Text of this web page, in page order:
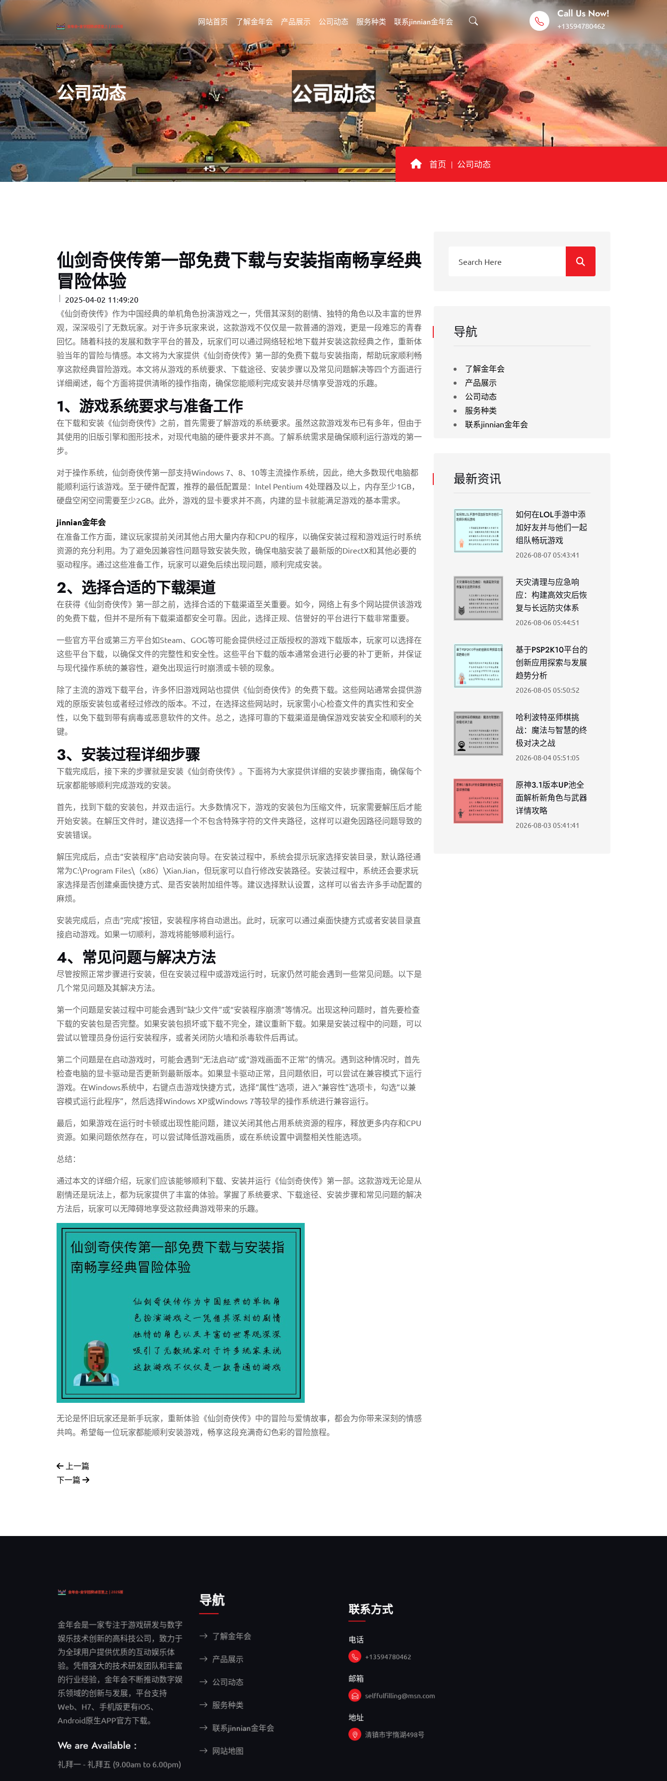
网站首页 了解金年会 产品展示 公司动态 服务种类 联系jinnian金年会
Call Us Now!
+13594780462
公司动态
首页 公司动态
仙剑奇侠传第一部免费下载与安装指南畅享经典
冒险体验
2025-04-02 11:49:20
《仙剑奇侠传》作为中国经典的单机角色扮演游戏之一，凭借其深刻的剧情、独特的角色以及丰富的世界
观，深深吸引了无数玩家。对于许多玩家来说，这款游戏不仅仅是一款普通的游戏，更是一段难忘的青春
回忆。随着科技的发展和数字平台的普及，玩家们可以通过网络轻松地下载并安装这款经典之作，重新体
验当年的冒险与情感。本文将为大家提供《仙剑奇侠传》第一部的免费下载与安装指南，帮助玩家顺利畅
享这款经典冒险游戏。本文将从游戏的系统要求、下载途径、安装步骤以及常见问题解决等四个方面进行
详细阐述，每个方面将提供清晰的操作指南，确保您能顺利完成安装并尽情享受游戏的乐趣。
1、游戏系统要求与准备工作
在下载和安装《仙剑奇侠传》之前，首先需要了解游戏的系统要求。虽然这款游戏发布已有多年，但由于
其使用的旧版引擎和图形技术，对现代电脑的硬件要求并不高。了解系统需求是确保顺利运行游戏的第一
步。
对于操作系统，仙剑奇侠传第一部支持Windows 7、8、10等主流操作系统，因此，绝大多数现代电脑都
能顺利运行该游戏。至于硬件配置，推荐的最低配置是：Intel Pentium 4处理器及以上，内存至少1GB，
硬盘空闲空间需要至少2GB。此外，游戏的显卡要求并不高，内建的显卡就能满足游戏的基本需求。
jinnian金年会
在准备工作方面，建议玩家提前关闭其他占用大量内存和CPU的程序，以确保安装过程和游戏运行时系统
资源的充分利用。为了避免因兼容性问题导致安装失败，确保电脑安装了最新版的DirectX和其他必要的
驱动程序。通过这些准备工作，玩家可以避免后续出现问题，顺利完成安装。
2、选择合适的下载渠道
在获得《仙剑奇侠传》第一部之前，选择合适的下载渠道至关重要。如今，网络上有多个网站提供该游戏
的免费下载，但并不是所有下载渠道都安全可靠。因此，选择正规、信誉好的平台进行下载非常重要。
一些官方平台或第三方平台如Steam、GOG等可能会提供经过正版授权的游戏下载版本，玩家可以选择在
这些平台下载，以确保文件的完整性和安全性。这些平台下载的版本通常会进行必要的补丁更新，并保证
与现代操作系统的兼容性，避免出现运行时崩溃或卡顿的现象。
除了主流的游戏下载平台，许多怀旧游戏网站也提供《仙剑奇侠传》的免费下载。这些网站通常会提供游
戏的原版安装包或者经过修改的版本。不过，在选择这些网站时，玩家需小心检查文件的真实性和安全
性，以免下载到带有病毒或恶意软件的文件。总之，选择可靠的下载渠道是确保游戏安装安全和顺利的关
键。
3、安装过程详细步骤
下载完成后，接下来的步骤就是安装《仙剑奇侠传》。下面将为大家提供详细的安装步骤指南，确保每个
玩家都能够顺利完成游戏的安装。
首先，找到下载的安装包，并双击运行。大多数情况下，游戏的安装包为压缩文件，玩家需要解压后才能
开始安装。在解压文件时，建议选择一个不包含特殊字符的文件夹路径，这样可以避免因路径问题导致的
安装错误。
解压完成后，点击“安装程序”启动安装向导。在安装过程中，系统会提示玩家选择安装目录，默认路径通
常为C:\Program Files\（x86）\XianJian，但玩家可以自行修改安装路径。安装过程中，系统还会要求玩
家选择是否创建桌面快捷方式、是否安装附加组件等。建议选择默认设置，这样可以省去许多手动配置的
麻烦。
安装完成后，点击“完成”按钮，安装程序将自动退出。此时，玩家可以通过桌面快捷方式或者安装目录直
接启动游戏。如果一切顺利，游戏将能够顺利运行。
4、常见问题与解决方法
尽管按照正常步骤进行安装，但在安装过程中或游戏运行时，玩家仍然可能会遇到一些常见问题。以下是
几个常见问题及其解决方法。
第一个问题是安装过程中可能会遇到“缺少文件”或“安装程序崩溃”等情况。出现这种问题时，首先要检查
下载的安装包是否完整。如果安装包损坏或下载不完全，建议重新下载。如果是安装过程中的问题，可以
尝试以管理员身份运行安装程序，或者关闭防火墙和杀毒软件后再试。
第二个问题是在启动游戏时，可能会遇到“无法启动”或“游戏画面不正常”的情况。遇到这种情况时，首先
检查电脑的显卡驱动是否更新到最新版本。如果显卡驱动正常，且问题依旧，可以尝试在兼容模式下运行
游戏。在Windows系统中，右键点击游戏快捷方式，选择“属性”选项，进入“兼容性”选项卡，勾选“以兼
容模式运行此程序”，然后选择Windows XP或Windows 7等较早的操作系统进行兼容运行。
最后，如果游戏在运行时卡顿或出现性能问题，建议关闭其他占用系统资源的程序，释放更多内存和CPU
资源。如果问题依然存在，可以尝试降低游戏画质，或在系统设置中调整相关性能选项。
总结：
通过本文的详细介绍，玩家们应该能够顺利下载、安装并运行《仙剑奇侠传》第一部。这款游戏无论是从
剧情还是玩法上，都为玩家提供了丰富的体验。掌握了系统要求、下载途径、安装步骤和常见问题的解决
方法后，玩家可以无障碍地享受这款经典游戏带来的乐趣。
无论是怀旧玩家还是新手玩家，重新体验《仙剑奇侠传》中的冒险与爱情故事，都会为你带来深刻的情感
共鸣。希望每一位玩家都能顺利安装游戏，畅享这段充满奇幻色彩的冒险旅程。
上一篇
下一篇
导航
了解金年会
产品展示
公司动态
服务种类
联系jinnian金年会
最新资讯
如何在LOL手游中添
加好友并与他们一起
组队畅玩游戏
2026-08-07 05:43:41
天灾清理与应急响
应：构建高效灾后恢
复与长远防灾体系
2026-08-06 05:44:51
基于PSP2K10平台的
创新应用探索与发展
趋势分析
2026-08-05 05:50:52
哈利波特巫师棋挑
战：魔法与智慧的终
极对决之战
2026-08-04 05:51:05
原神3.1版本UP池全
面解析新角色与武器
详情攻略
2026-08-03 05:41:41
金年会是一家专注于游戏研发与数字
娱乐技术创新的高科技公司，致力于
为全球用户提供优质的互动娱乐体
验。凭借强大的技术研发团队和丰富
的行业经验，金年会不断推动数字娱
乐领域的创新与发展，平台支持
Web、H7、手机版更有iOS、
Android原生APP官方下载。
We are Available :
礼拜一 - 礼拜五 (9.00am to 6.00pm)
导航
了解金年会
产品展示
公司动态
服务种类
联系jinnian金年会
网站地图
联系方式
电话
+13594780462
邮箱
selffulfilling@msn.com
地址